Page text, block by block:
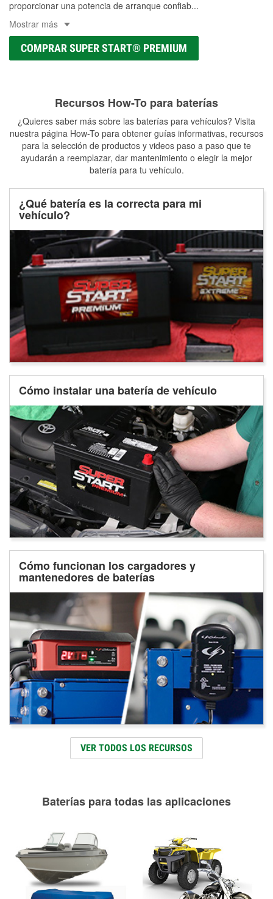
proporcionar una potencia de arranque confiab...
Mostrar más
COMPRAR SUPER START® PREMIUM
Recursos How-To para baterías
¿Quieres saber más sobre las baterías para vehículos? Visita
nuestra página How-To para obtener guías informativas, recursos
para la selección de productos y videos paso a paso que te
ayudarán a reemplazar, dar mantenimiento o elegir la mejor
batería para tu vehículo.
¿Qué batería es la correcta para mi
vehículo?
Cómo instalar una batería de vehículo
Cómo funcionan los cargadores y
mantenedores de baterías
VER TODOS LOS RECURSOS
Baterías para todas las aplicaciones